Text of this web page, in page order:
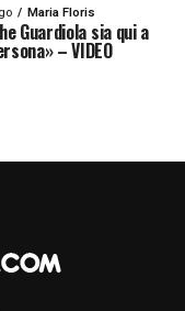
fino
degli
Maria Floris
Guardiola sia qui a
– VIDEO